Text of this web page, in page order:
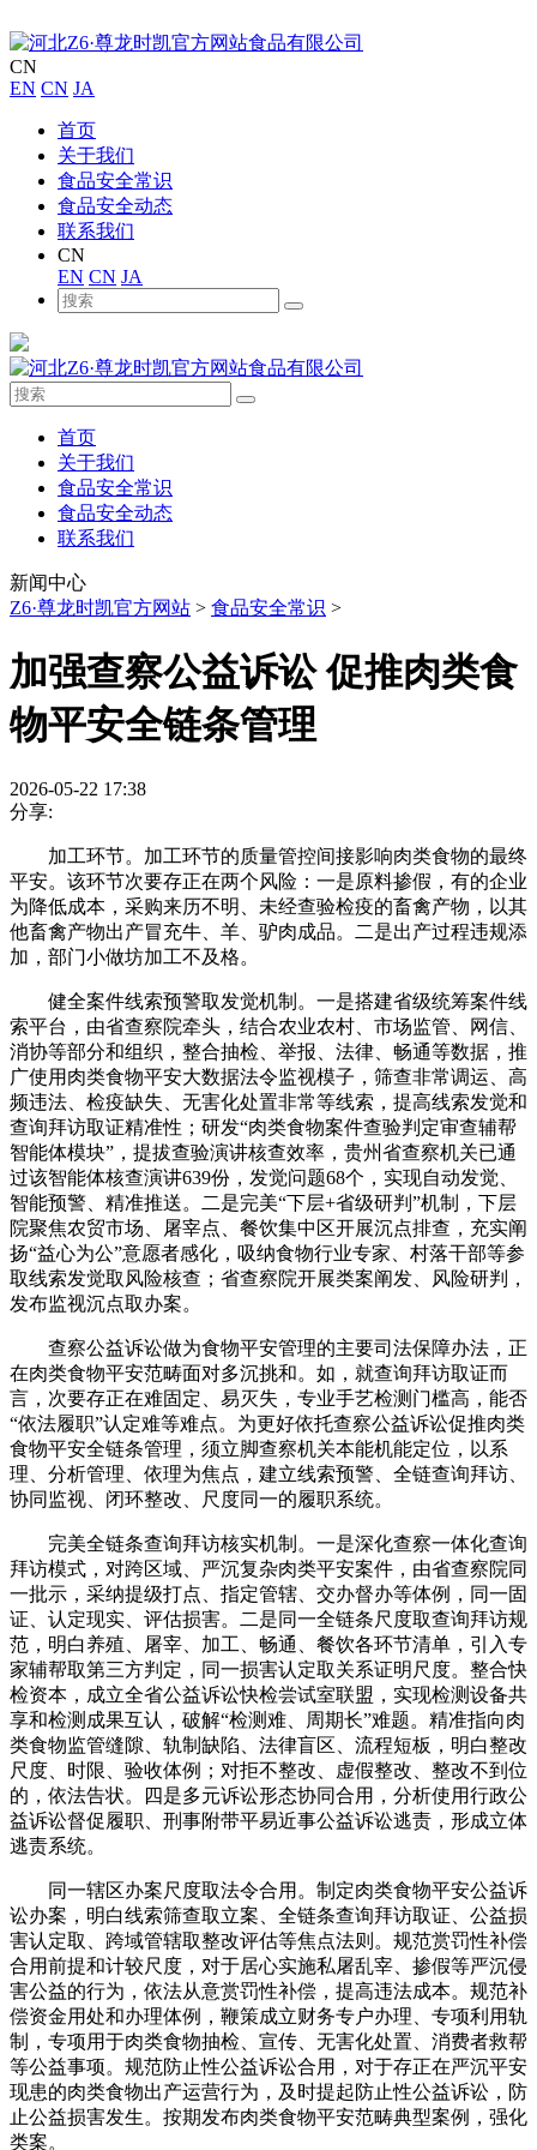
CN
EN CN JA
首页
关于我们
食品安全常识
食品安全动态
联系我们
CN
EN CN JA
首页
关于我们
食品安全常识
食品安全动态
联系我们
新闻中心
Z6·尊龙时凯官方网站 > 食品安全常识 >
加强查察公益诉讼 促推肉类食
物平安全链条管理
2026-05-22 17:38
分享:
加工环节。加工环节的质量管控间接影响肉类食物的最终
平安。该环节次要存正在两个风险：一是原料掺假，有的企业
为降低成本，采购来历不明、未经查验检疫的畜禽产物，以其
他畜禽产物出产冒充牛、羊、驴肉成品。二是出产过程违规添
加，部门小做坊加工不及格。
健全案件线索预警取发觉机制。一是搭建省级统筹案件线
索平台，由省查察院牵头，结合农业农村、市场监管、网信、
消协等部分和组织，整合抽检、举报、法律、畅通等数据，推
广使用肉类食物平安大数据法令监视模子，筛查非常调运、高
频违法、检疫缺失、无害化处置非常等线索，提高线索发觉和
查询拜访取证精准性；研发“肉类食物案件查验判定审查辅帮
智能体模块”，提拔查验演讲核查效率，贵州省查察机关已通
过该智能体核查演讲639份，发觉问题68个，实现自动发觉、
智能预警、精准推送。二是完美“下层+省级研判”机制，下层
院聚焦农贸市场、屠宰点、餐饮集中区开展沉点排查，充实阐
扬“益心为公”意愿者感化，吸纳食物行业专家、村落干部等参
取线索发觉取风险核查；省查察院开展类案阐发、风险研判，
发布监视沉点取办案。
查察公益诉讼做为食物平安管理的主要司法保障办法，正
在肉类食物平安范畴面对多沉挑和。如，就查询拜访取证而
言，次要存正在难固定、易灭失，专业手艺检测门槛高，能否
“依法履职”认定难等难点。为更好依托查察公益诉讼促推肉类
食物平安全链条管理，须立脚查察机关本能机能定位，以系
理、分析管理、依理为焦点，建立线索预警、全链查询拜访、
协同监视、闭环整改、尺度同一的履职系统。
完美全链条查询拜访核实机制。一是深化查察一体化查询
拜访模式，对跨区域、严沉复杂肉类平安案件，由省查察院同
一批示，采纳提级打点、指定管辖、交办督办等体例，同一固
证、认定现实、评估损害。二是同一全链条尺度取查询拜访规
范，明白养殖、屠宰、加工、畅通、餐饮各环节清单，引入专
家辅帮取第三方判定，同一损害认定取关系证明尺度。整合快
检资本，成立全省公益诉讼快检尝试室联盟，实现检测设备共
享和检测成果互认，破解“检测难、周期长”难题。精准指向肉
类食物监管缝隙、轨制缺陷、法律盲区、流程短板，明白整改
尺度、时限、验收体例；对拒不整改、虚假整改、整改不到位
的，依法告状。四是多元诉讼形态协同合用，分析使用行政公
益诉讼督促履职、刑事附带平易近事公益诉讼逃责，形成立体
逃责系统。
同一辖区办案尺度取法令合用。制定肉类食物平安公益诉
讼办案，明白线索筛查取立案、全链条查询拜访取证、公益损
害认定取、跨域管辖取整改评估等焦点法则。规范赏罚性补偿
合用前提和计较尺度，对于居心实施私屠乱宰、掺假等严沉侵
害公益的行为，依法从意赏罚性补偿，提高违法成本。规范补
偿资金用处和办理体例，鞭策成立财务专户办理、专项利用轨
制，专项用于肉类食物抽检、宣传、无害化处置、消费者救帮
等公益事项。规范防止性公益诉讼合用，对于存正在严沉平安
现患的肉类食物出产运营行为，及时提起防止性公益诉讼，防
止公益损害发生。按期发布肉类食物平安范畴典型案例，强化
类案。